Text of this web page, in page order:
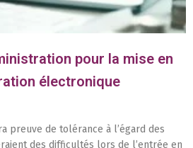
pour la mise en
électronique
preuve de tolérance à l’égard des
des difficultés lors de l’entrée en